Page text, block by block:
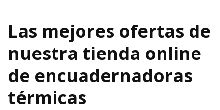
Las mejores ofertas de
nuestra tienda online
de encuadernadoras
térmicas